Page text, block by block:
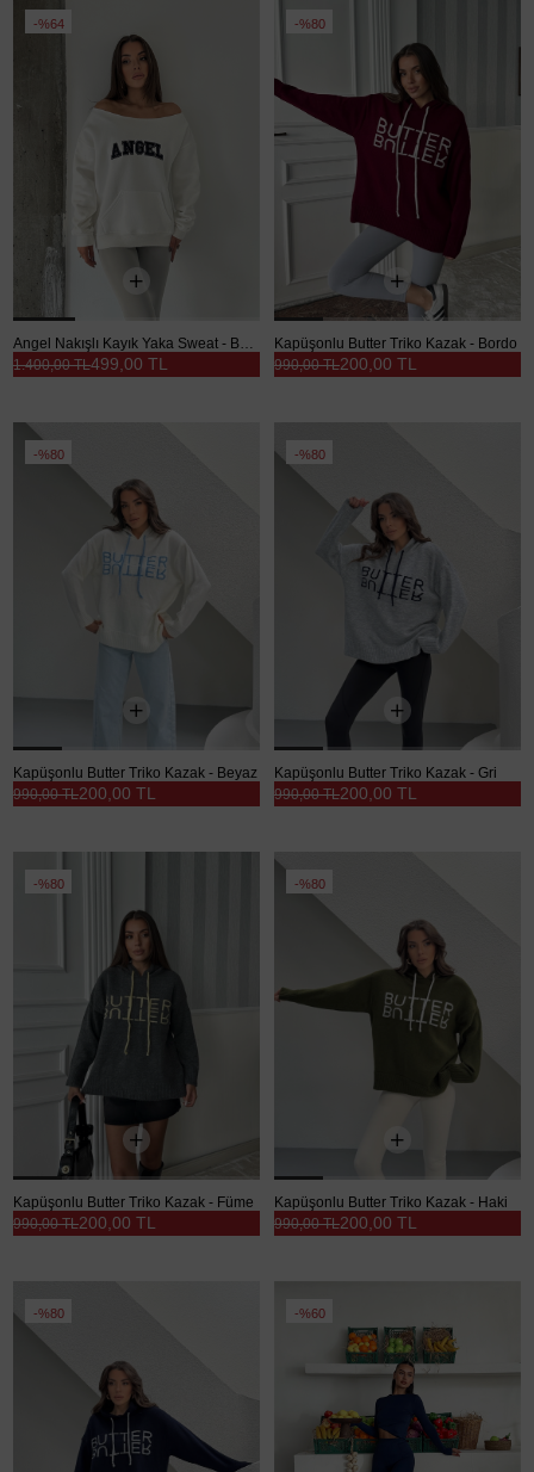
%64
499,00 TL
1.400,00 TL
%80
Kapüşonlu Butter Triko Kazak - Bordo
200,00 TL
990,00 TL
%80
Kapüşonlu Butter Triko Kazak - Beyaz
200,00 TL
990,00 TL
%80
Kapüşonlu Butter Triko Kazak - Gri
200,00 TL
990,00 TL
%80
Kapüşonlu Butter Triko Kazak - Füme
200,00 TL
990,00 TL
%80
Kapüşonlu Butter Triko Kazak - Haki
200,00 TL
990,00 TL
%80 %60